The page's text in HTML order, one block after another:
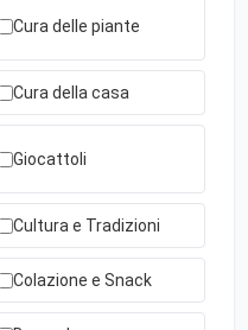
Cura delle piante
Cura della casa
Giocattoli
Cultura e Tradizioni
Colazione e Snack